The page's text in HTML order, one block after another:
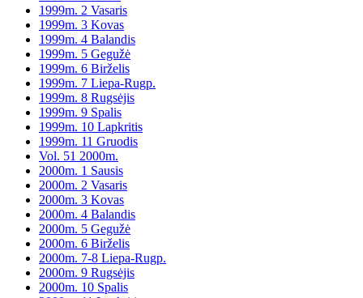
1999m. 2 Vasaris
1999m. 3 Kovas
1999m. 4 Balandis
1999m. 5 Gegužė
1999m. 6 Birželis
1999m. 7 Liepa-Rugp.
1999m. 8 Rugsėjis
1999m. 9 Spalis
1999m. 10 Lapkritis
1999m. 11 Gruodis
Vol. 51 2000m.
2000m. 1 Sausis
2000m. 2 Vasaris
2000m. 3 Kovas
2000m. 4 Balandis
2000m. 5 Gegužė
2000m. 6 Birželis
2000m. 7-8 Liepa-Rugp.
2000m. 9 Rugsėjis
2000m. 10 Spalis